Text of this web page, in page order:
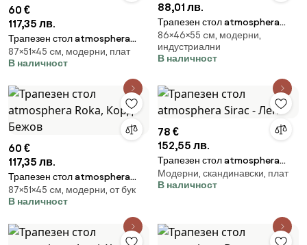
60 €
117,35 лв.
Трапезен стол atmosphera
Roka, Полиестер - Грис
87×51×45 cм, модерни, плат
В наличност
88,01 лв.
Трапезен стол atmosphera
Taho - Бежов
86×46×55 cм, модерни,
индустриални
В наличност
60 €
117,35 лв.
Трапезен стол atmosphera
Roka, Корд - Бежов
87×51×45 cм, модерни, от бук
В наличност
78 €
152,55 лв.
Трапезен стол atmosphera
Sirac - Лен
Модерни, скандинавски, плат
В наличност